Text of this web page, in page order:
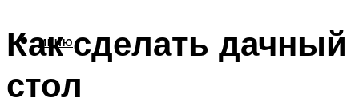
МЕНЮ
Как сделать дачный
стол